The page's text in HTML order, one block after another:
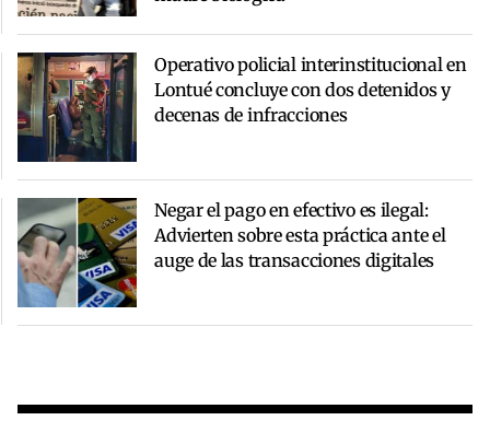
Operativo policial interinstitucional en
Lontué concluye con dos detenidos y
decenas de infracciones
Negar el pago en efectivo es ilegal:
Advierten sobre esta práctica ante el
auge de las transacciones digitales